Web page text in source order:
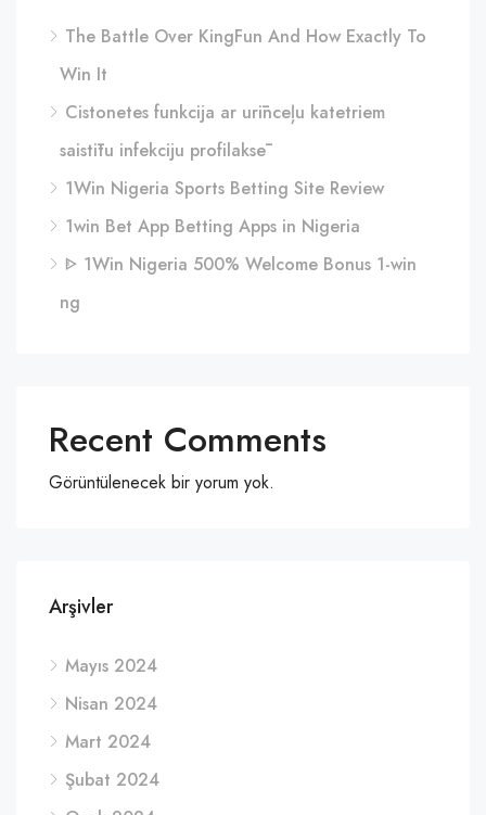
The Battle Over KingFun And How Exactly To
Win It
Cistonetes funkcija ar urīnceļu katetriem
saistītu infekciju profilaksē
1Win Nigeria Sports Betting Site Review
1win Bet App Betting Apps in Nigeria
ᐈ 1Win Nigeria 500% Welcome Bonus 1-win
ng
Recent Comments
Görüntülenecek bir yorum yok.
Arşivler
Mayıs 2024
Nisan 2024
Mart 2024
Şubat 2024